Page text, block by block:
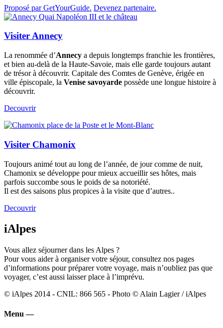
Proposé par GetYourGuide. Devenez partenaire.
Visiter Annecy
La renommée d’Annecy a depuis longtemps franchie les frontières,
et bien au-delà de la Haute-Savoie, mais elle garde toujours autant
de trésor à découvrir. Capitale des Comtes de Genève, érigée en
ville épiscopale, la Venise savoyarde possède une longue histoire à
découvrir.
Decouvrir
Visiter Chamonix
Toujours animé tout au long de l’année, de jour comme de nuit,
Chamonix se développe pour mieux accueillir ses hôtes, mais
parfois succombe sous le poids de sa notoriété.
Il est des saisons plus propices à la visite que d’autres..
Decouvrir
iAlpes
Vous allez séjourner dans les Alpes ?
Pour vous aider à organiser votre séjour, consultez nos pages
d’informations pour préparer votre voyage, mais n’oubliez pas que
voyager, c’est aussi laisser place à l’imprévu.
© iAlpes 2014 - CNIL: 866 565 - Photo © Alain Lagier / iAlpes
Menu —